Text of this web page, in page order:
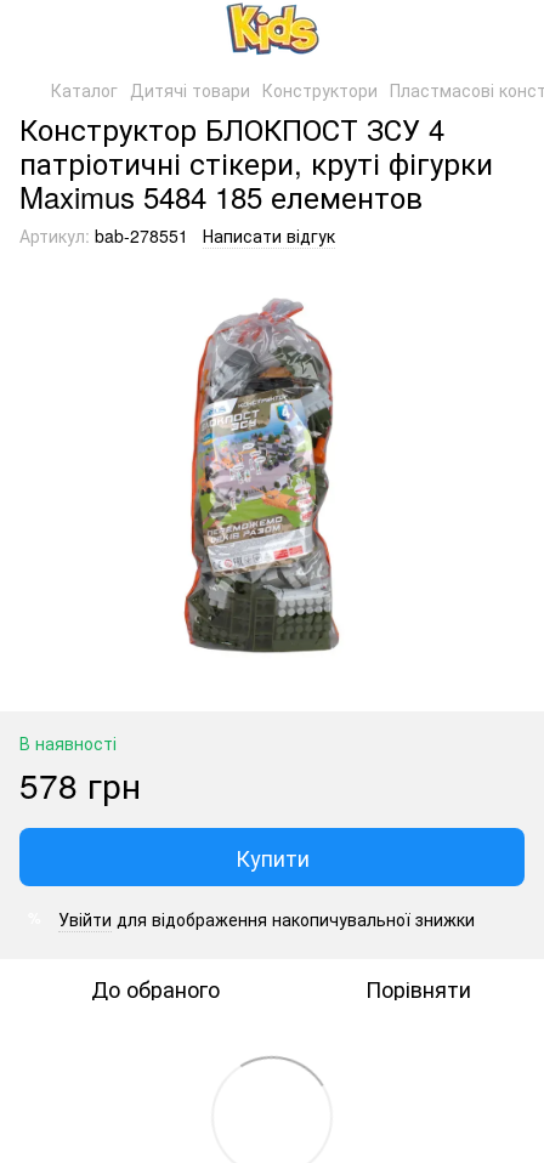
Каталог Дитячі товари Конструктори Пластмасові
Конструктор БЛОКПОСТ ЗСУ 4
патріотичні стікери, круті фігурки
Maximus 5484 185 елементов
Артикул: bab-278551 Написати відгук
В наявності
578 грн
Купити
Увійти для відображення накопичувальної знижки
До обраного Порівняти